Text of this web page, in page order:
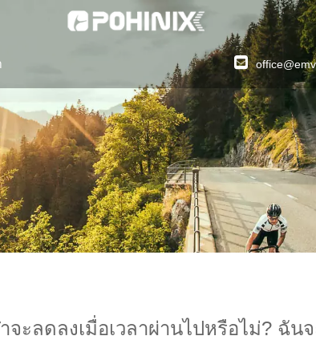
ะลดลงเมื่อเวลาผ่านไปหรือไม่? ฉัน